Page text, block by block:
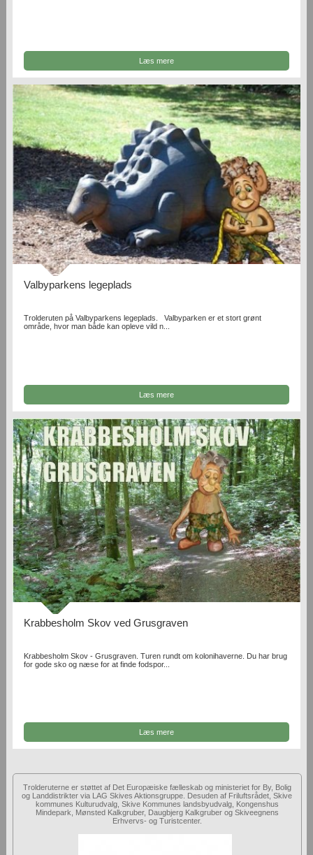
Læs mere
Valbyparkens legeplads
Trolderuten på Valbyparkens legeplads. Valbyparken er et stort grønt
område, hvor man både kan opleve vild n...
Læs mere
Krabbesholm Skov ved Grusgraven
Krabbesholm Skov - Grusgraven. Turen rundt om kolonihaverne. Du har brug
for gode sko og næse for at finde fodspor...
Læs mere
Trolderuterne er støttet af Det Europæiske fælleskab og ministeriet for By, Bolig
og Landdistrikter via LAG Skives Aktionsgruppe. Desuden af Friluftsrådet, Skive
kommunes Kulturudvalg, Skive Kommunes landsbyudvalg, Kongenshus
Mindepark, Mønsted Kalkgruber, Daugbjerg Kalkgruber og Skiveegnens
Erhvervs- og Turistcenter.